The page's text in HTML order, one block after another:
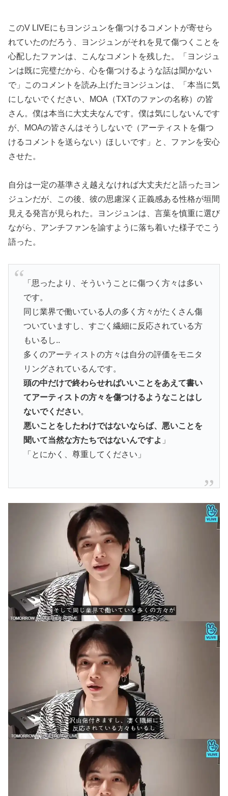
このV LIVEにもヨンジュンを傷つけるコメントが寄せら
れていたのだろう、ヨンジュンがそれを見て傷つくことを
心配したファンは、こんなコメントを残した。「ヨンジュ
ンは既に完璧だから、心を傷つけるような話は聞かない
で」このコメントを読み上げたヨンジュンは、「本当に気
にしないでください、MOA（TXTのファンの名称）の皆
さん。僕は本当に大丈夫なんです。僕は気にしないんです
が、MOAの皆さんはそうしないで（アーティストを傷つ
けるコメントを送らない）ほしいです」と、ファンを安心
させた。
自分は一定の基準さえ越えなければ大丈夫だと語ったヨン
ジュンだが、この後、彼の思慮深く正義感ある性格が垣間
見える発言が見られた。ヨンジュンは、言葉を慎重に選び
ながら、アンチファンを諭すように落ち着いた様子でこう
語った。
「思ったより、そういうことに傷つく方々は多い
です。
同じ業界で働いている人の多く方々がたくさん傷
ついていますし、すごく繊細に反応されている方
もいるし..
多くのアーティストの方々は自分の評価をモニタ
リングされているんです。
頭の中だけで終わらせればいいことをあえて書い
てアーティストの方々を傷つけるようなことはし
ないでください。
悪いことをしたわけではないならば、悪いことを
聞いて当然な方たちではないんですよ 」
「とにかく、尊重してください」